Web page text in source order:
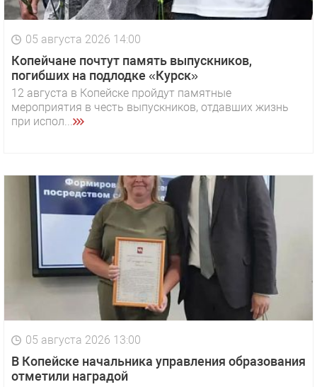
05 августа 2026 14:00
Копейчане почтут память выпускников,
погибших на подлодке «Курск»
12 августа в Копейске пройдут памятные
мероприятия в честь выпускников, отдавших жизнь
при испол...
05 августа 2026 13:00
В Копейске начальника управления образования
отметили наградой